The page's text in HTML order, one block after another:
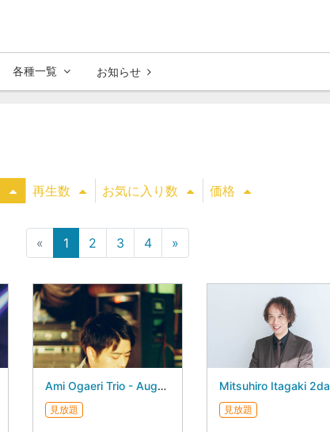
各種一覧 お知らせ
再生数 お気に入り数 価格
« 1 2 3 4 »
Ami Ogaeri Trio - August 30, 2026 -
見放題 見放題